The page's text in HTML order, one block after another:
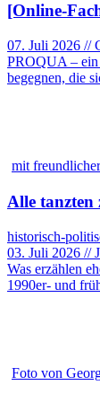
[Online-
07. Juli 2026 //
PROQUA – ein
begegnen, die
mit
Alle tanzten
historisch-
03. Juli 2026 //
Was erzählen
1990er- und
Foto von